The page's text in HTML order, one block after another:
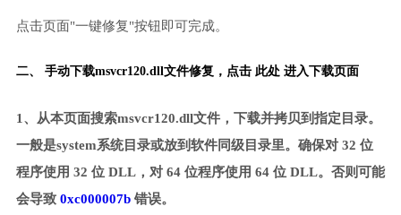
点击页面"一键修复"按钮即可完成。
二、 手动下载msvcr120.dll文件修复， 点击 此处 进入下载页面
1、从本页面搜索msvcr120.dll文件，下载并拷贝到指定目录。
一般是system系统目录或放到软件同级目录里。确保对 32 位
程序使用 32 位 DLL，对 64 位程序使用 64 位 DLL。否则可能
会导致 0xc000007b错误。